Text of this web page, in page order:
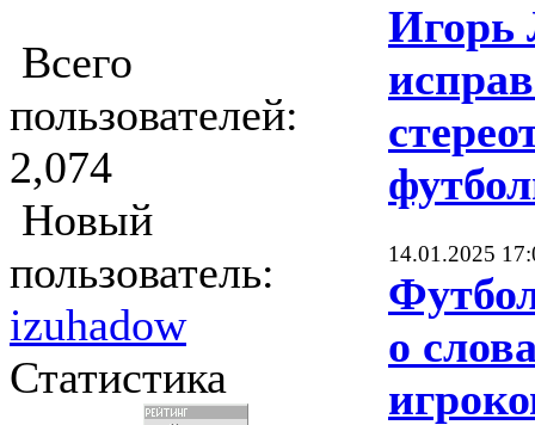
Всего
пользователей:
2,074
Новый
пользователь:
izuhadow
Статистика
Игорь
14.01.2025
о